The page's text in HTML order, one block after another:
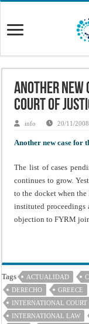
Another
Court of
info 20/11/2008
Another new case for
The list of cases
continues to grow.
to the docket when
instituted proceedings
objection to FYRM
Tags ACTUALIDAD
DERECHO
GREECE
INTERNATIONAL COURT
INTERNATIONAL LAW